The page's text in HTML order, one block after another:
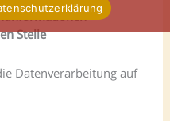
Stelle
Datenverarbeitung auf